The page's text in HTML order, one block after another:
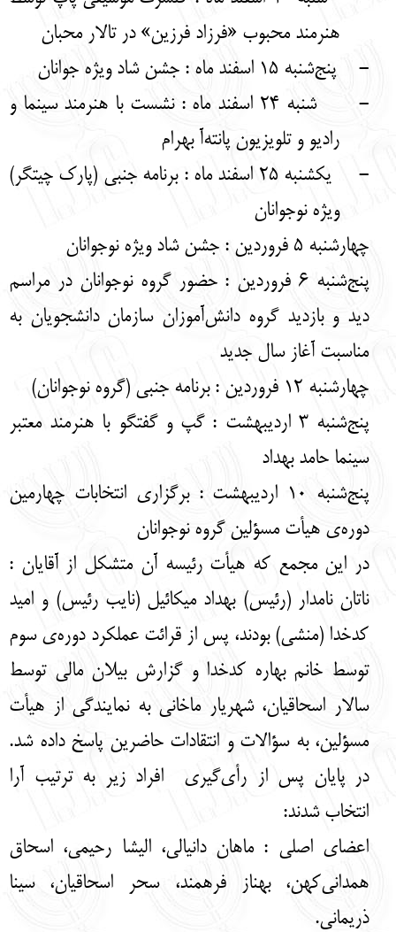
هنرمند محبوب «فرزاد فرزین» در تالار محبان
-
پنج‌شنبه 15 اسفند ماه : جشن شاد ویژه جوانان
-
شنبه 24 اسفند ماه : نشست با هنرمند سینما و
رادیو و تلویزیون پانته‌آ بهرام
-
یکشنبه 25 اسفند ماه : برنامه جنبی (پارک چیتگر)
ویژه نوجوانان
چهارشنبه 5 فروردین : جشن شاد ویژه نوجوانان
پنج‌شنبه 6 فروردین : حضور گروه نوجوانان در مراسم
دید و بازدید گروه دانش‌آموزان سازمان دانشجویان به
مناسبت آغاز سال جدید
چهارشنبه 12 فروردین : برنامه جنبی (گروه نوجوانان)
پنج‌شنبه 3 اردیبهشت : گپ و گفتگو با هنرمند معتبر
سینما حامد بهداد
پنج‌شنبه 10 اردیبهشت : برگزاری انتخابات چهارمین
دوره‌ی هیأت مسؤلین گروه نوجوانان
در این مجمع که هیأت رئیسه آن متشکل از آقایان :
ناتان نامدار (رئیس) بهداد میکائیل (نایب رئیس) و امید
کدخدا (منشی) بودند، پس از قرائت عملکرد دوره‌ی سوم
توسط خانم بهاره کدخدا و گزارش بیلان مالی توسط
سالار اسحاقیان، شهریار ماخانی به نمایندگی از هیأت
مسؤلین، به سؤالات و انتقادات حاضرین پاسخ داده شد.
در پایان پس از رأی‌گیری افراد زیر به ترتیب آرا
انتخاب شدند:
اعضای اصلی : ماهان دانیالی، الیشا رحیمی، اسحاق
همدانی‌کهن، بهناز فرهمند، سحر اسحاقیان، سینا
ذریمانی.